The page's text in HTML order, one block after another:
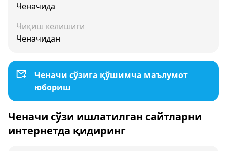
Ченачида
Чиқиш келишиги
Ченачидан
Ченачи сўзига қўшимча маълумот
юбориш
Ченачи сўзи ишлатилган сайтларни
интернетда қидиринг